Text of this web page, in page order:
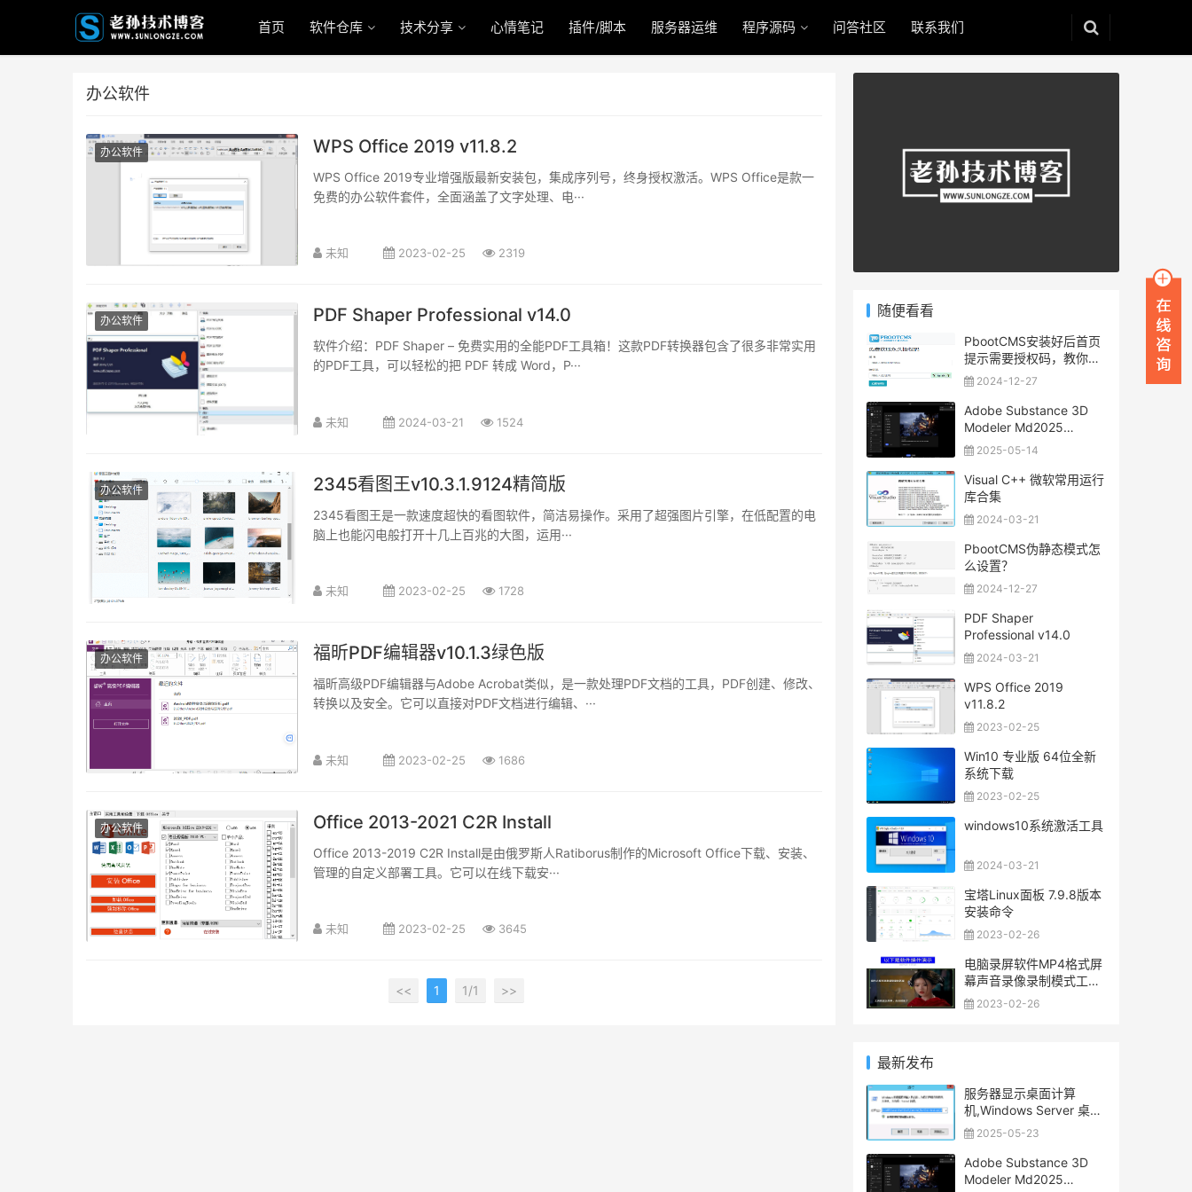
首页 软件仓库 技术分享 心情笔记 插件/脚本 服务器运维 程序源码 问答社区 联系我们
办公软件
办公软件 WPS Office 2019 v11.8.2
WPS Office 2019专业增强版最新安装包，集成序列号，终身授权激活。WPS Office是款一
免费的办公软件套件，全面涵盖了文字处理、电···
未知 2023-02-25 2319
办公软件 PDF Shaper Professional v14.0
软件介绍：PDF Shaper – 免费实用的全能PDF工具箱！这款PDF转换器包含了很多非常实用
的PDF工具，可以轻松的把 PDF 转成 Word，P···
未知 2024-03-21 1524
办公软件 2345看图王v10.3.1.9124精简版
2345看图王是一款速度超快的看图软件，简洁易操作。采用了超强图片引擎，在低配置的电
脑上也能闪电般打开十几上百兆的大图，运用···
未知 2023-02-25 1728
办公软件 福昕PDF编辑器v10.1.3绿色版
福昕高级PDF编辑器与Adobe Acrobat类似，是一款处理PDF文档的工具，PDF创建、修改、
转换以及安全。它可以直接对PDF文档进行编辑、···
未知 2023-02-25 1686
办公软件 Office 2013-2021 C2R Install
Office 2013-2019 C2R Install是由俄罗斯人Ratiborus制作的Microsoft Office下载、安装、
管理的自定义部署工具。它可以在线下载安···
未知 2023-02-25 3645
<< 1 1/1 >>
随便看看
PbootCMS安装好后首页
提示需要授权码，教你如
何免费获取
2024-12-27
Adobe Substance 3D
Modeler Md2025
(1.21.0.1182) 一键安装正
式版
2025-05-14
Visual C++ 微软常用运行
库合集
2024-03-21
PbootCMS伪静态模式怎
么设置？
2024-12-27
PDF Shaper
Professional v14.0
2024-03-21
WPS Office 2019
v11.8.2
2023-02-25
Win10 专业版 64位全新
系统下载
2023-02-25
windows10系统激活工具
2024-03-21
宝塔Linux面板 7.9.8版本
安装命令
2023-02-26
电脑录屏软件MP4格式屏
幕声音录像录制模式工具
直播1080P无水印
2023-02-26
最新发布
服务器显示桌面计算
机,Windows Server 桌面
显示我的电脑图标
2025-05-23
Adobe Substance 3D
Modeler Md2025